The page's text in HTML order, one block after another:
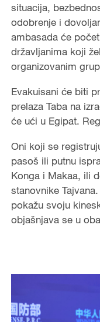
situacija,
odobrenje i
ambasada će
državljanima koji
organizovanim
Evakuisani će biti
prelaza Taba na
će ući u Egipat.
Oni koji se
pasoš ili putnu
Konga i Makaa, ili
stanovnike
pokažu svoju
objašnjava se u